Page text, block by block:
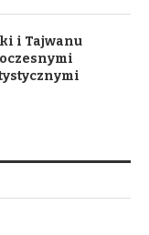
i Tajwanu